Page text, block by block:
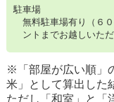
駐車場
無料駐車場有り（６
ントまでお越しいただ
※「部屋が広い順」
米」として算出した
ただし「和室」と「